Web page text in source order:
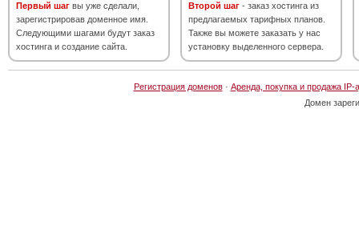
Первый шаг вы уже сделали,
зарегистрировав доменное имя.
Следующими шагами будут заказ
хостинга и создание сайта.
Второй шаг - заказ хостинга из
предлагаемых тарифных планов.
Также вы можете заказать у нас
установку выделенного сервера.
Регистрация доменов· Аренда, покупка и продажа IP-
Домен